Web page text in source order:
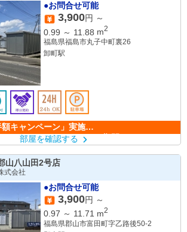
●お問合せ可能
3,900円 ～
0.99 ～ 11.88 m2
福島県福島市丸子中町裏26
卸町駅
ペーン期間：6/1～9/30）
部屋を確認する
山八山田2号店
式会社
●お問合せ可能
3,900円 ～
0.97 ～ 11.71 m2
福島県郡山市富田町字乙路後50-2